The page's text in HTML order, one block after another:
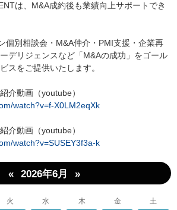
は、M&A成約後も業績向上サポートでき
個別相談会・M&A仲介・PMI支援・企業再
デリジェンスなど「M&Aの成功」をゴール
スをご提供いたします。
介動画（youtube）
watch?v=f-X0LM2eqXk
介動画（youtube）
watch?v=SUSEY3f3a-k
« 2026年6月 »
火 水 木 金
土